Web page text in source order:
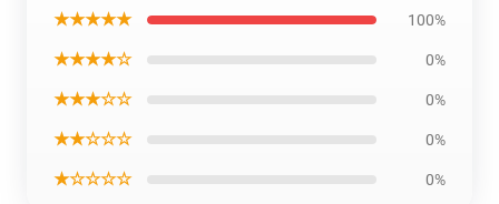
★★★★★ 100%
★★★★☆ 0%
★★★☆☆ 0%
★★☆☆☆ 0%
★☆☆☆☆ 0%